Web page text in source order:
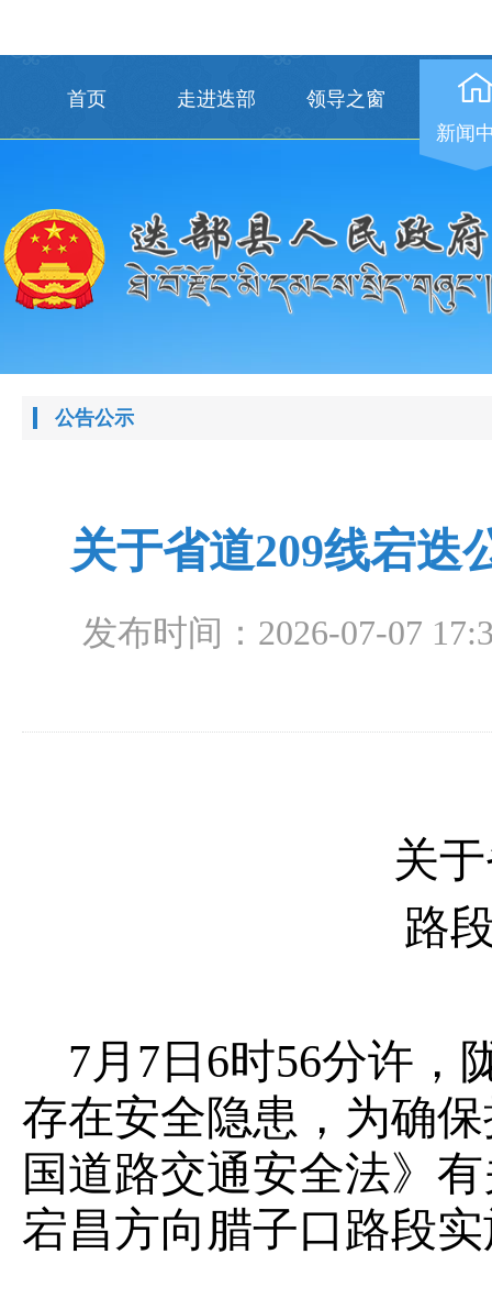
首页 走进迭部
领导之窗
新闻
公告公示
关于省道209线宕迭
发布时间：2026-07-07
关
路
7月7日6时56分许，
存在安全隐患，为确
国道路交通安全法》
宕昌方向腊子口路段